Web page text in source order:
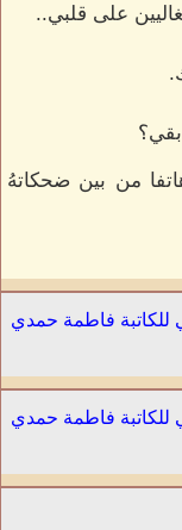
على قلبي..
من بين ضحكاتهُ
للكاتبة فاطمة حمدي
للكاتبة فاطمة حمدي